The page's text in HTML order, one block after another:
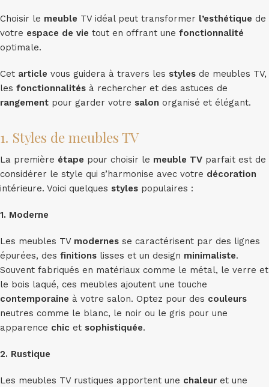
Choisir le meuble TV idéal peut transformer l’esthétique de
votre espace de vie tout en offrant une fonctionnalité
optimale.
Cet article vous guidera à travers les styles de meubles TV,
les fonctionnalités à rechercher et des astuces de
rangement pour garder votre salon organisé et élégant.
1. Styles de meubles TV
La première étape pour choisir le meuble TV parfait est de
considérer le style qui s’harmonise avec votre décoration
intérieure. Voici quelques styles populaires :
1. Moderne
Les meubles TV modernes se caractérisent par des lignes
épurées, des finitions lisses et un design minimaliste.
Souvent fabriqués en matériaux comme le métal, le verre et
le bois laqué, ces meubles ajoutent une touche
contemporaine à votre salon. Optez pour des couleurs
neutres comme le blanc, le noir ou le gris pour une
apparence chic et sophistiquée.
2. Rustique
Les meubles TV rustiques apportent une chaleur et une